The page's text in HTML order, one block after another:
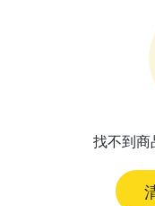
找不到商